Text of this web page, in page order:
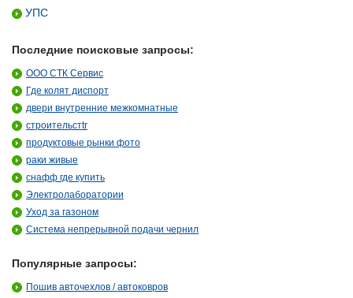
УПС
Последние поисковые запросы:
ООО СТК Сервис
Где колят диспорт
двери внутренние межкомнатные
строительстtr
продуктовые рынки фото
раки живые
снафф где купить
Электролаборатории
Уход за газоном
Система непрерывной подачи чернил
Популярные запросы:
Пошив авточехлов / автоковров